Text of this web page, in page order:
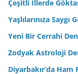
Çeşitli İllerde
Yaşlılarınıza Saygı
Yeni Bir Cerrahi
Zodyak Astroloji
Diyarbakır’da Ham